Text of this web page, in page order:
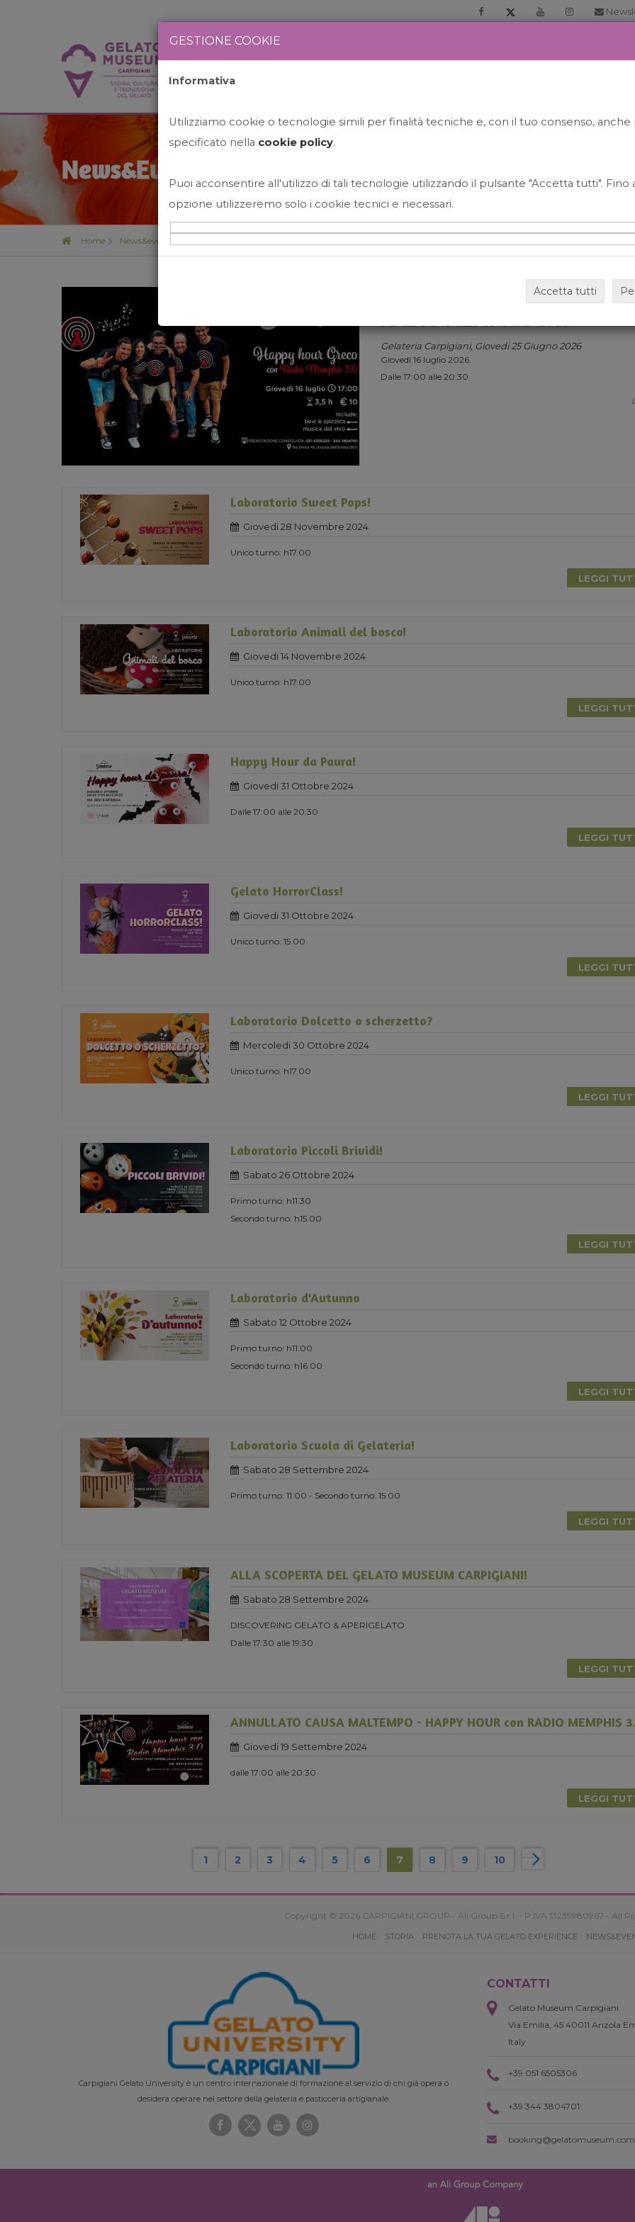
News&Events
Home News&events
HAPPY HOUR GRECO CON
RADIO MEMPHIS 3.0.
Gelateria Carpigiani, Giovedi 25 Giugno 2026
Giovedì 16 luglio 2026
Dalle 17:00 alle 20:30
Laboratorio Sweet Pops!
Giovedi 28 Novembre 2024
Unico turno: h17.00
LEGGI
Laboratorio Animali del bosco!
Giovedi 14 Novembre 2024
Unico turno: h17.00
LEGGI
Happy Hour da Paura!
Giovedi 31 Ottobre 2024
Dalle 17:00 alle 20:30
LEGGI
Gelato HorrorClass!
Giovedi 31 Ottobre 2024
Unico turno: 15.00
LEGGI
Laboratorio Dolcetto o scherzetto?
Mercoledi 30 Ottobre 2024
Unico turno: h17.00
LEGGI
Laboratorio Piccoli Brividi!
Sabato 26 Ottobre 2024
Primo turno: h11.30
Secondo turno: h15.00
LEGGI
Laboratorio d'Autunno
Sabato 12 Ottobre 2024
Primo turno: h11.00
Secondo turno: h16.00
LEGGI
Laboratorio Scuola di Gelateria!
Sabato 28 Settembre 2024
Primo turno: 11.00 - Secondo turno: 15.00
LEGGI
ALLA SCOPERTA DEL GELATO MUSEUM CARPIGIANI!
Sabato 28 Settembre 2024
DISCOVERING GELATO & APERIGELATO
Dalle 17:30 alle 19:30
LEGGI
ANNULLATO CAUSA MALTEMPO - HAPPY HOUR con RADIO MEMPHIS
Giovedi 19 Settembre 2024
dalle 17:00 alle 20:30
LEGGI
1 2 3 4 5 6 7 8 9 10
Copyright © 2026 CARPIGIANI GROUP - Ali Group S.r.l. - P.IVA 13239980967 - All
HOME STORIA PRENOTA LA TUA GELATO EXPERIENCE
Carpigiani Gelato University è un centro internazionale di formazione al servizio di chi già opera o
desidera operare nel settore della gelateria e pasticceria artigianale.
CONTATTI
Gelato Museum Carpigiani
Via Emilia, 45 40011 Anzola
Italy
+39 051 6505306
+39 344 3804701
booking@gelatomuseum.com
GESTIONE COOKIE
Informativa
Utilizziamo cookie o tecnologie simili per finalità tecniche e, con il tuo consenso,
specificato nella cookie policy.
Puoi acconsentire all'utilizzo di tali tecnologie utilizzando il pulsante "Accetta tutti". Fino
opzione utilizzeremo solo i cookie tecnici e necessari.
Accetta tutti